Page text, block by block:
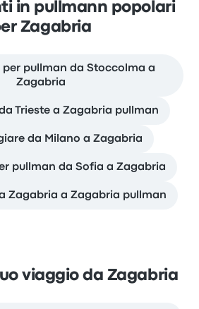
in pullmann popolari
Zagabria
per pullman da Stoccolma a
Zagabria
Trieste a Zagabria pullman
da Milano a Zagabria
pullman da Sofia a Zagabria
Zagabria a Zagabria pullman
viaggio da Zagabria